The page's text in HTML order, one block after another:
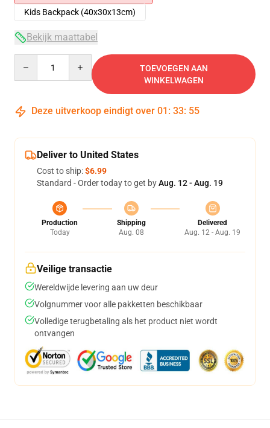
Kids Backpack (40x30x13cm)
Bekijk maattabel
TOEVOEGEN AAN
WINKELWAGEN
Deze uitverkoop eindigt over 01 : 33: 54
Deliver to United States
Cost to ship:$6.99
Standard - Order today to get byAug. 12 - Aug. 19
Production
Today
Shipping
Aug. 08
Delivered
Aug. 12 - Aug. 19
Veilige transactie
Wereldwijde levering aan uw deur
Volgnummer voor alle pakketten beschikbaar
Volledige terugbetaling als het product niet wordt
ontvangen